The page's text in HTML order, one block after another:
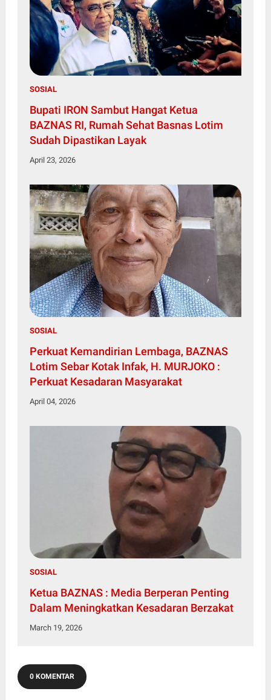
SOSIAL
Bupati IRON Sambut Hangat Ketua
BAZNAS RI, Rumah Sehat Basnas Lotim
Sudah Dipastikan Layak
April 23, 2026
SOSIAL
Perkuat Kemandirian Lembaga, BAZNAS
Lotim Sebar Kotak Infak, H. MURJOKO :
Perkuat Kesadaran Masyarakat
April 04, 2026
SOSIAL
Ketua BAZNAS : Media Berperan Penting
Dalam Meningkatkan Kesadaran Berzakat
March 19, 2026
0 KOMENTAR